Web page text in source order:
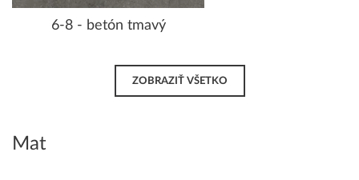
6-8 - betón tmavý
ZOBRAZIŤ VŠETKO
Mat